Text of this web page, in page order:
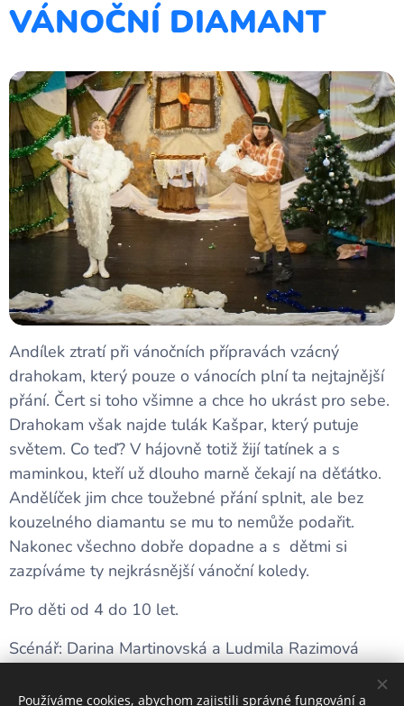
VÁNOČNÍ DIAMANT
Andílek ztratí při vánočních přípravách vzácný
drahokam, který pouze o vánocích plní ta nejtajnější
přání. Čert si toho všimne a chce ho ukrást pro sebe.
Drahokam však najde tulák Kašpar, který putuje
světem. Co teď? V hájovně totiž žijí tatínek a s
maminkou, kteří už dlouho marně čekají na děťátko.
Andělíček jim chce toužebné přání splnit, ale bez
kouzelného diamantu se mu to nemůže podařit.
Nakonec všechno dobře dopadne a s dětmi si
zazpíváme ty nejkrásnější vánoční koledy.
Pro děti od 4 do 10 let.
Scénář: Darina Martinovská a Ludmila Razimová
Používáme cookies, abychom zajistili správné fungování a